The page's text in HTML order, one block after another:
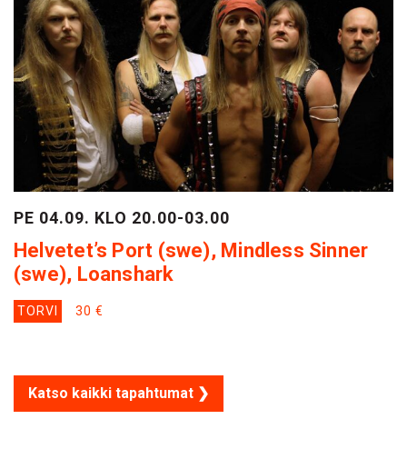
PE 04.09. KLO 20.00-03.00
Helvetet’s Port (swe), Mindless Sinner
(swe), Loanshark
TORVI 30 €
Katso kaikki tapahtumat ❯